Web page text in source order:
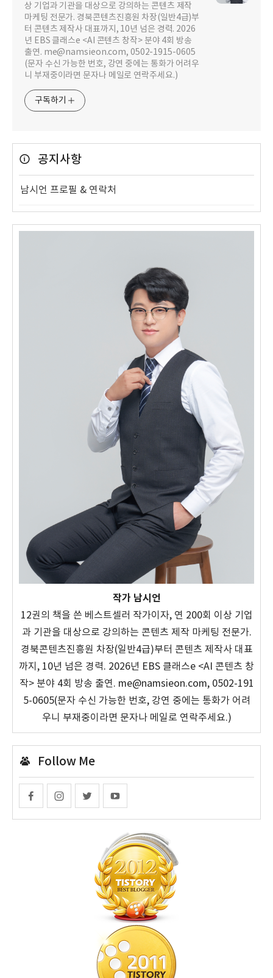
상 기업과 기관을 대상으로 강의하는 콘텐츠 제작
마케팅 전문가. 경북콘텐츠진흥원 차장(일반4급)부
터 콘텐츠 제작사 대표까지, 10년 넘은 경력. 2026
년 EBS 클래스e <AI 콘텐츠 창작> 분야 4회 방송
출연. me@namsieon.com, 0502-1915-0605
(문자 수신 가능한 번호, 강연 중에는 통화가 어려우
니 부재중이라면 문자나 메일로 연락주세요.)
구독하기
공지사항
남시언 프로필 & 연락처
작가 남시언
12권의 책을 쓴 베스트셀러 작가이자, 연 200회 이상 기업
과 기관을 대상으로 강의하는 콘텐츠 제작 마케팅 전문가.
경북콘텐츠진흥원 차장(일반4급)부터 콘텐츠 제작사 대표
까지, 10년 넘은 경력. 2026년 EBS 클래스e <AI 콘텐츠 창
작> 분야 4회 방송 출연. me@namsieon.com, 0502-191
5-0605(문자 수신 가능한 번호, 강연 중에는 통화가 어려
우니 부재중이라면 문자나 메일로 연락주세요.)
Follow Me